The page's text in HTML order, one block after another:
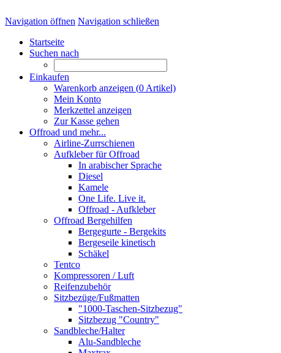
Navigation öffnen Navigation schließen
Startseite
Suchen nach
Einkaufen
Warenkorb anzeigen (0 Artikel)
Mein Konto
Merkzettel anzeigen
Zur Kasse gehen
Offroad und mehr...
Airline-Zurrschienen
Aufkleber für Offroad
In arabischer Sprache
Diesel
Kamele
One Life. Live it.
Offroad - Aufkleber
Offroad Bergehilfen
Bergegurte - Bergekits
Bergeseile kinetisch
Schäkel
Tentco
Kompressoren / Luft
Reifenzubehör
Sitzbezüge/Fußmatten
"1000-Taschen-Sitzbezug"
Sitzbezug "Country"
Sandbleche/Halter
Alu-Sandbleche